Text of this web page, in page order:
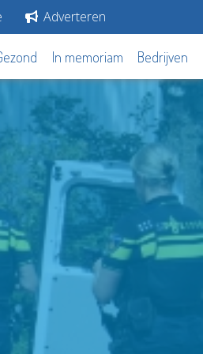
Adverteren
In memoriam Bedrijven